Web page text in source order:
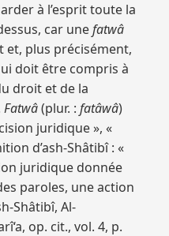
à l’esprit toute la
car unefatwâ
et, plus précisément,
doit être compris à
droit et de la
Fatwâ(plur. : fatâwâ)
juridique », «
d’ash-Shâtibî : «
juridique donnée
paroles, une action
Shâtibî, Al-
op. cit., vol. 4, p.